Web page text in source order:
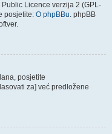
Licence verzija 2 (GPL-
posjetite: O phpBBu. phpBB
posjetite
za] već predložene